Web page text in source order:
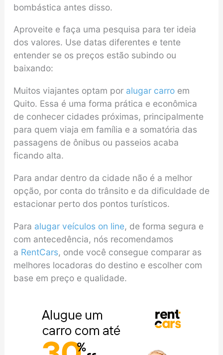
bombástica antes disso.
Aproveite e faça uma pesquisa para ter ideia
dos valores. Use datas diferentes e tente
entender se os preços estão subindo ou
baixando:
Muitos viajantes optam por alugar carro em
Quito. Essa é uma forma prática e econômica
de conhecer cidades próximas, principalmente
para quem viaja em família e a somatória das
passagens de ônibus ou passeios acaba
ficando alta.
Para andar dentro da cidade não é a melhor
opção, por conta do trânsito e da dificuldade de
estacionar perto dos pontos turísticos.
Para alugar veículos on line, de forma segura e
com antecedência, nós recomendamos
a RentCars, onde você consegue comparar as
melhores locadoras do destino e escolher com
base em preço e qualidade.